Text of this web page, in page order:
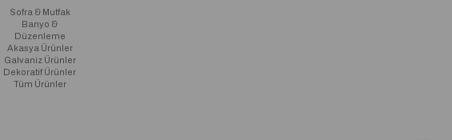
Sofra & Mutfak
Banyo &
Düzenleme
Akasya Ürünler
Galvaniz Ürünler
Dekoratif Ürünler
Tüm Ürünler